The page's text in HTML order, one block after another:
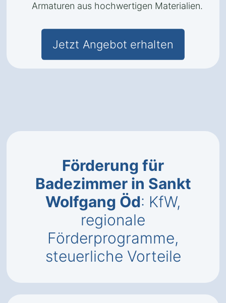
Armaturen aus hochwertigen Materialien.
Jetzt Angebot erhalten
Förderung für
Badezimmer in Sankt
Wolfgang Öd: KfW,
regionale
Förderprogramme,
steuerliche Vorteile